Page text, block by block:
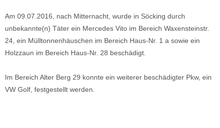
Am 09.07.2016, nach Mitternacht, wurde in Söcking durch
unbekannte(n) Täter ein Mercedes Vito im Bereich Waxensteinstr.
24, ein Mülltonnenhäuschen im Bereich Haus-Nr. 1 a sowie ein
Holzzaun im Bereich Haus-Nr. 28 beschädigt.
Im Bereich Alter Berg 29 konnte ein weiterer beschädigter Pkw, ein
VW Golf, festgestellt werden.